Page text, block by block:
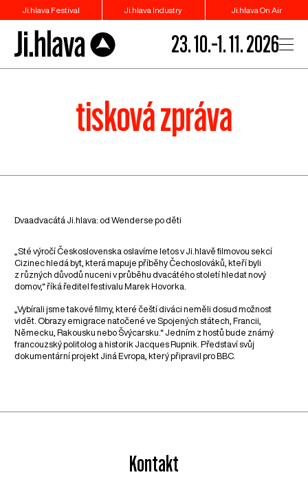
Ji.hlava Festival Ji.hlava Industry Ji.hlava On Air
23. 10.–1. 11. 2026
tisková zpráva
Dvaadvacátá Ji.hlava: od Wenderse po děti
„Sté výročí Československa oslavíme letos v Ji.hlavě filmovou sekcí
Cizinec hledá byt, která mapuje příběhy Čechoslováků, kteří byli
z různých důvodů nuceni v průběhu dvacátého století hledat nový
domov,“ říká ředitel festivalu Marek Hovorka.
„Vybírali jsme takové filmy, které čeští diváci neměli dosud možnost
vidět. Obrazy emigrace natočené ve Spojených státech, Francii,
Německu, Rakousku nebo Švýcarsku.“ Jedním z hostů bude známý
francouzský politolog a historik Jacques Rupnik. Představí svůj
dokumentární projekt Jiná Evropa, který připravil pro BBC.
Kontakt